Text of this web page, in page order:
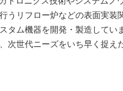
うリフロー炉などの表面実装
ム機器を開発・製造していま
次世代ニーズをいち早く捉え